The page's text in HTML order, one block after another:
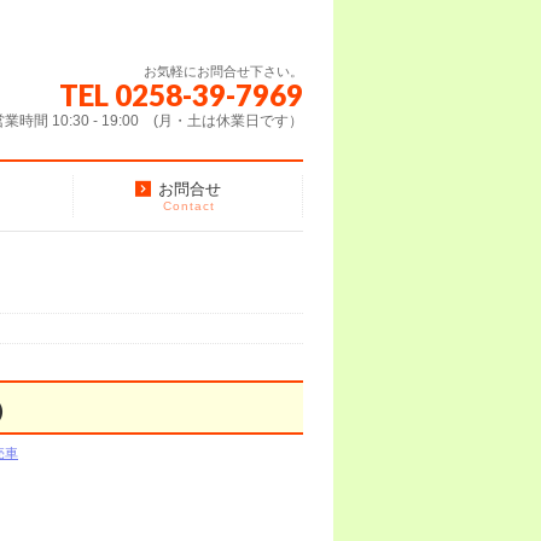
お気軽にお問合せ下さい。
TEL 0258-39-7969
業時間 10:30 - 19:00 (月・土は休業日です）
お問合せ
Contact
車